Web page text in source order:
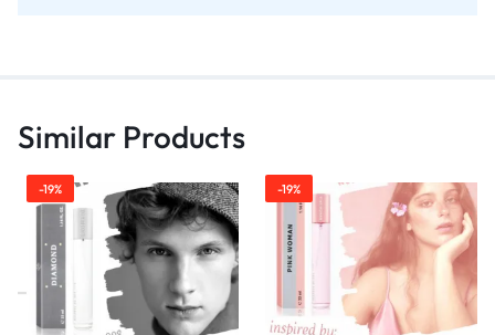
Similar Products
-19% -19%